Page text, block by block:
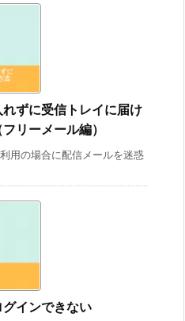
ずに受信トレイに届け
リーメール編）
用の場合に配信メールを迷惑
インできない